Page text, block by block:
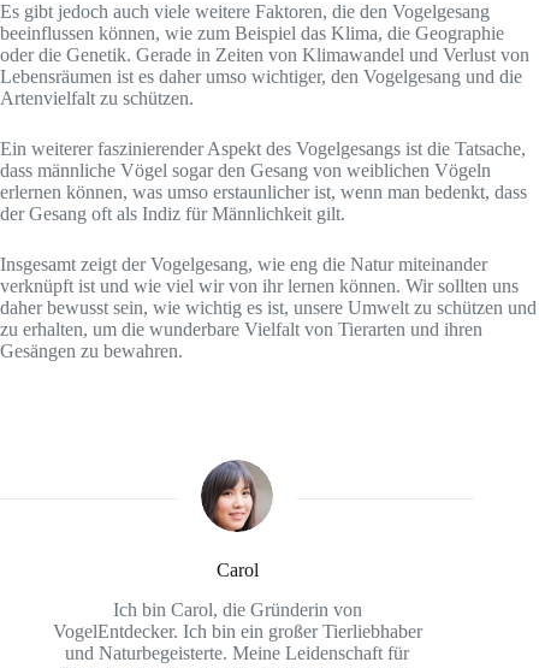
Es gibt jedoch auch viele weitere Faktoren, die den Vogelgesang
beeinflussen können, wie zum Beispiel das Klima, die Geographie
oder die Genetik. Gerade in Zeiten von Klimawandel und Verlust von
Lebensräumen ist es daher umso wichtiger, den Vogelgesang und die
Artenvielfalt zu schützen.
Ein weiterer faszinierender Aspekt des Vogelgesangs ist die Tatsache,
dass männliche Vögel sogar den Gesang von weiblichen Vögeln
erlernen können, was umso erstaunlicher ist, wenn man bedenkt, dass
der Gesang oft als Indiz für Männlichkeit gilt.
Insgesamt zeigt der Vogelgesang, wie eng die Natur miteinander
verknüpft ist und wie viel wir von ihr lernen können. Wir sollten uns
daher bewusst sein, wie wichtig es ist, unsere Umwelt zu schützen und
zu erhalten, um die wunderbare Vielfalt von Tierarten und ihren
Gesängen zu bewahren.
Carol
Ich bin Carol, die Gründerin von
VogelEntdecker. Ich bin ein großer Tierliebhaber
und Naturbegeisterte. Meine Leidenschaft für